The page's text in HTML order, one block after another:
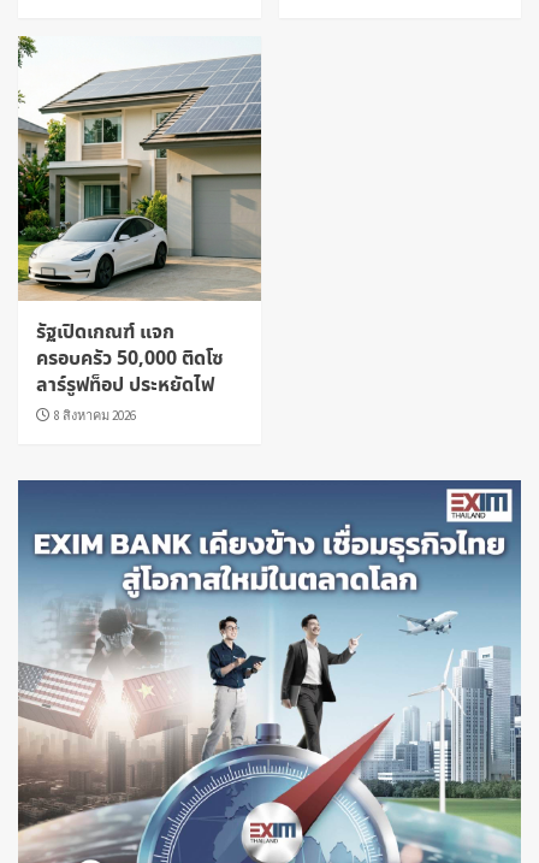
รัฐเปิดเกณฑ์ แจก
ครอบครัว 50,000 ติดโซ
ลาร์รูฟท็อป ประหยัดไฟ
8 สิงหาคม 2026